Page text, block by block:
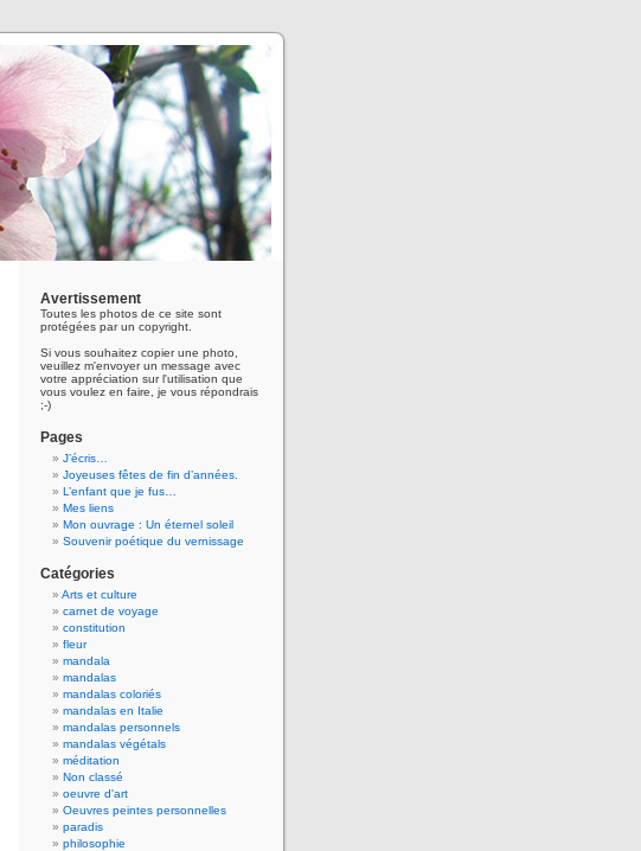
Avertissement
Toutes les photos de ce site sont
protégées par un copyright.
Si vous souhaitez copier une photo,
veuillez m'envoyer un message avec
votre appréciation sur l'utilisation que
vous voulez en faire, je vous répondrais
;-)
Pages
J’écris…
Joyeuses fêtes de fin d’années.
L’enfant que je fus…
Mes liens
Mon ouvrage : Un éternel soleil
Souvenir poétique du vernissage
Catégories
Arts et culture
carnet de voyage
constitution
fleur
mandala
mandalas
mandalas coloriés
mandalas en Italie
mandalas personnels
mandalas végétals
méditation
Non classé
oeuvre d'art
Oeuvres peintes personnelles
paradis
philosophie